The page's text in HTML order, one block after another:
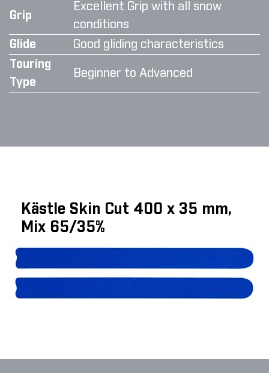
Grip
Excellent Grip with all snow
conditions
Glide
Good gliding characteristics
Touring
Type
Beginner to Advanced
Kästle Skin Cut 400 x 35 mm,
Mix 65/35%